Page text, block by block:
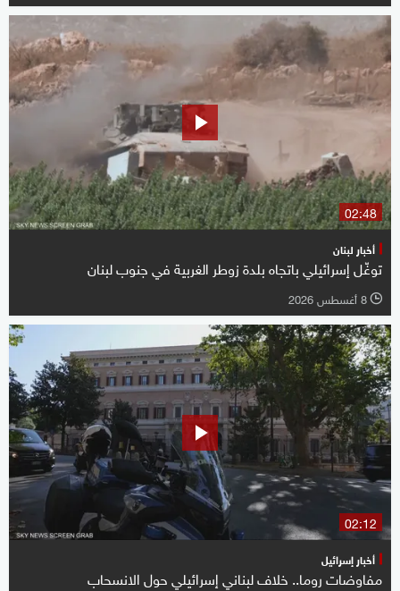
02:48
أخبار لبنان
توغّل إسرائيلي باتجاه بلدة زوطر الغربية في جنوب لبنان
l 8 أغسطس 2026
02:12
أخبار إسرائيل
مفاوضات روما.. خلاف لبناني إسرائيلي حول الانسحاب